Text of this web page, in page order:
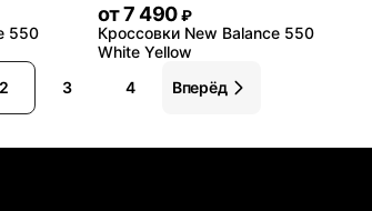
550
от7 490 ₽
Кроссовки New Balance 550
White Yellow
2 3 4 Вперёд